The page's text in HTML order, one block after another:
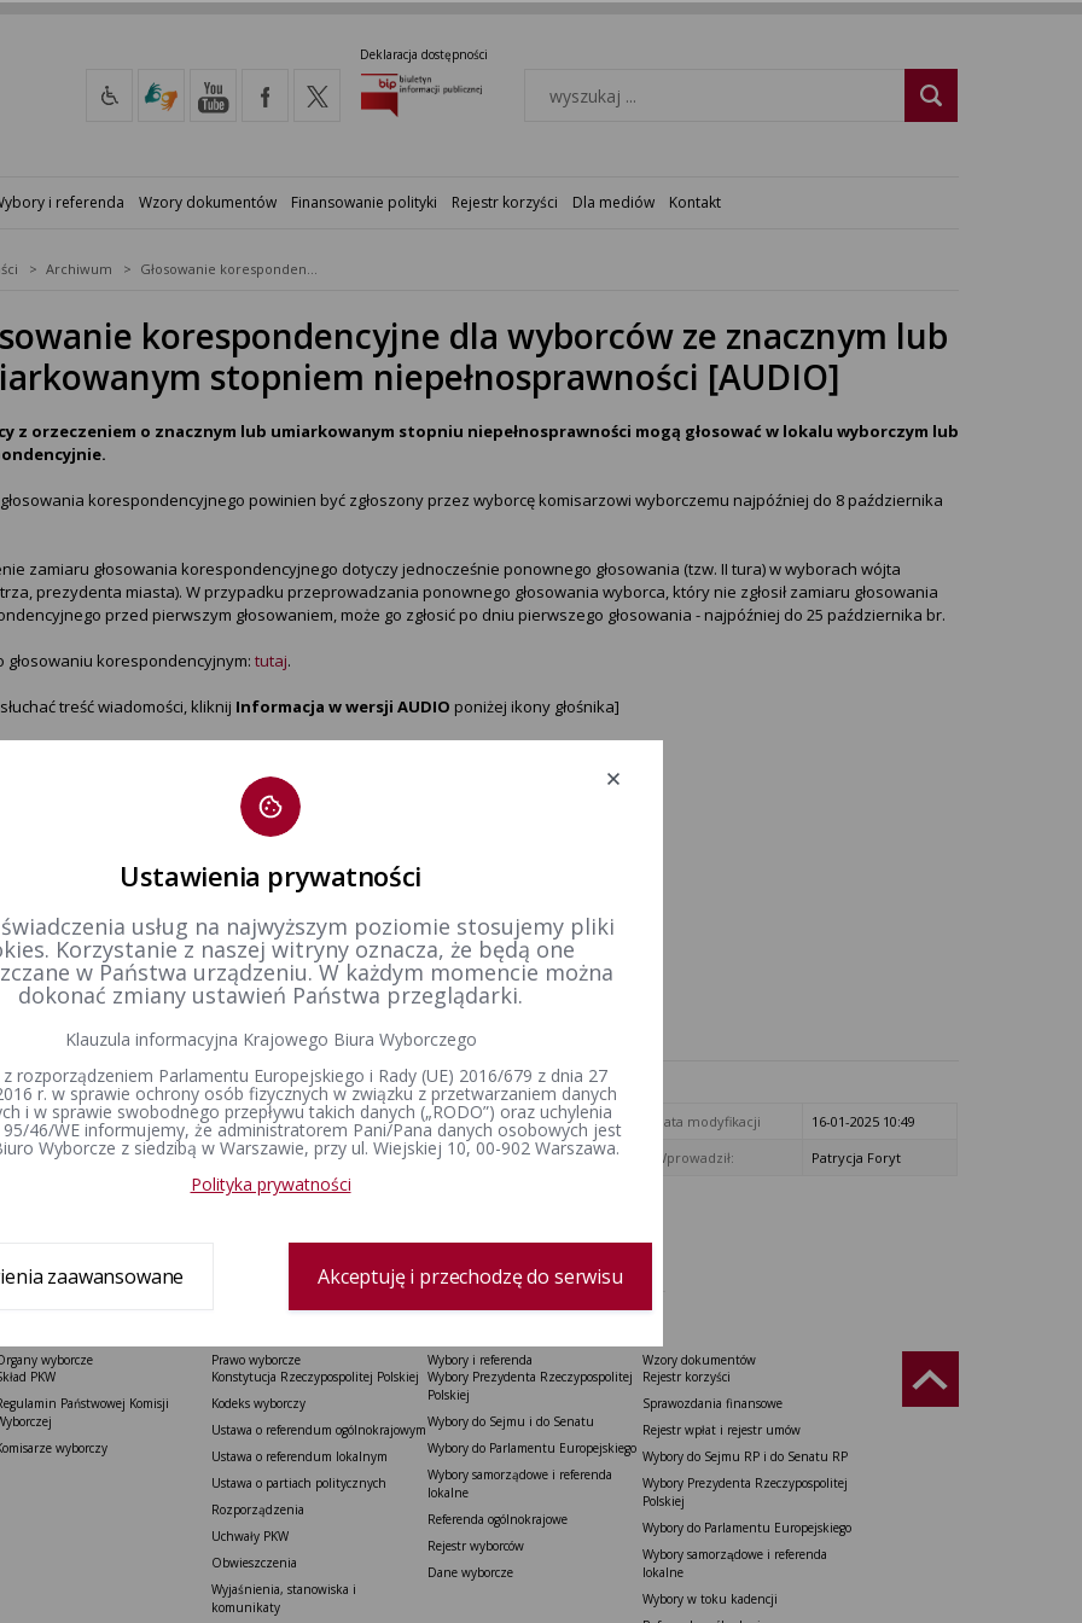
Deklaracja dostępności
i referenda Wzory dokumentów Finansowanie polityki Rejestr korzyści Dla mediów Kontakt
Archiwum
korespondencyjne dla wyborców ze znacznym lub
stopniem niepełnosprawności [AUDIO]
z orzeczeniem o znacznym lub umiarkowanym stopniu niepełnosprawności mogą głosować w lokalu wyborczym lub
korespondencyjnego powinien być zgłoszony przez wyborcę komisarzowi wyborczemu najpóźniej do 8 października
zamiaru głosowania korespondencyjnego dotyczy jednocześnie ponownego głosowania (tzw. II tura) w wyborach wójta
prezydenta miasta). W przypadku przeprowadzania ponownego głosowania wyborca, który nie zgłosił zamiaru głosowania
przed pierwszym głosowaniem, może go zgłosić po dniu pierwszego głosowania - najpóźniej do 25 października br.
głosowaniu korespondencyjnym: tutaj.
treść wiadomości, kliknij Informacja w wersji AUDIO poniżej ikony głośnika]
w wersji AUDIO
24-08-2018 17:13
Wojciech Sebastian
zobacz cały rejestr
Data modyfikacji
16-01-2025 10:49
Wprowadził:
Patrycja Foryt
wyborcze
PKW
Państwowej Komisji
wyborczy
Prawo wyborcze
Konstytucja Rzeczypospolitej Polskiej​
Kodeks wyborczy
Ustawa o referendum ogólnokrajowym
Ustawa o referendum lokalnym
Ustawa o partiach politycznych
Rozporządzenia
Uchwały PKW
Obwieszczenia
Wyjaśnienia, stanowiska i
komunikaty
Wybory i referenda
Wybory Prezydenta Rzeczypospolitej
Polskiej
Wybory do Sejmu i do Senatu
Wybory do Parlamentu Europejskiego
Wybory samorządowe i referenda
lokalne
Referenda ogólnokrajowe
Rejestr wyborców
Dane wyborcze
Wzory dokumentów
Rejestr korzyści
Sprawozdania finansowe
Rejestr wpłat i rejestr umów
Wybory do Sejmu RP i do Senatu RP
Wybory Prezydenta Rzeczypospolitej
Polskiej
Wybory do Parlamentu Europejskiego
Wybory samorządowe i referenda
lokalne
Wybory w toku kadencji
Ustawienia prywatności
usług na najwyższym poziomie stosujemy pliki
Korzystanie z naszej witryny oznacza, że będą one
w Państwa urządzeniu. W każdym momencie można
dokonać zmiany ustawień Państwa przeglądarki.
Klauzula informacyjna Krajowego Biura Wyborczego
rozporządzeniem Parlamentu Europejskiego i Rady (UE) 2016/679 z dnia 27
r. w sprawie ochrony osób fizycznych w związku z przetwarzaniem danych
i w sprawie swobodnego przepływu takich danych („RODO”) oraz uchylenia
46/WE informujemy, że administratorem Pani/Pana danych osobowych jest
Wyborcze z siedzibą w Warszawie, przy ul. Wiejskiej 10, 00-902 Warszawa.
Polityka prywatności
zaawansowane Akceptuję i przechodzę do serwisu